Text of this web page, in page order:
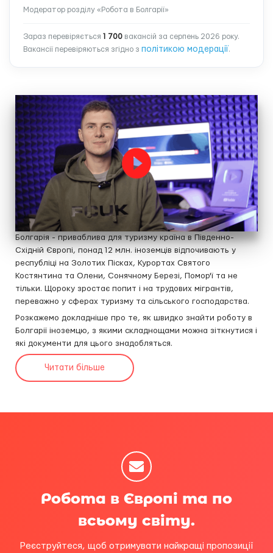
Модератор розділу «Робота в Болгарії»
Зараз перевіряється 1 700 вакансій за серпень 2026 року.
Вакансії перевіряються згідно з політикою модерації.
Болгарія - приваблива для туризму країна в Південно-
Східній Європі, понад 12 млн. іноземців відпочивають у
республіці на Золотих Пісках, Курортах Святого
Костянтина та Олени, Сонячному Березі, Помор'ї та не
тільки. Щороку зростає попит і на трудових мігрантів,
переважно у сферах туризму та сільського господарства.
Розкажемо докладніше про те, як швидко знайти роботу в
Болгарії іноземцю, з якими складнощами можна зіткнутися і
які документи для цього знадобляться.
Читати більше
Робота в Європі та по
всьому світу.
Реєструйтеся, щоб отримувати найкращі пропозиції